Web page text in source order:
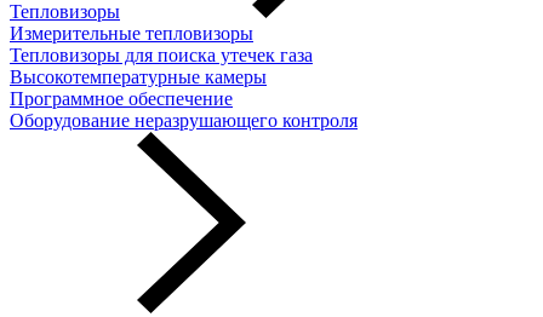
Тепловизоры
Измерительные тепловизоры
Тепловизоры для поиска утечек газа
Высокотемпературные камеры
Программное обеспечение
Оборудование неразрушающего контроля